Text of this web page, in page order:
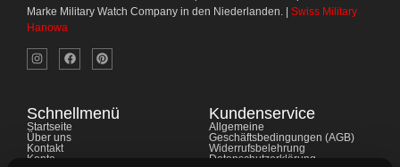
Marke Military Watch Company in den Niederlanden. | Swiss Military
Hanowa
Schnellmenü
Startseite
Über uns
Kontakt
Konto
Kundenservice
Allgemeine
Geschäftsbedingungen (AGB)
Widerrufsbelehrung
Datenschutzerklärung